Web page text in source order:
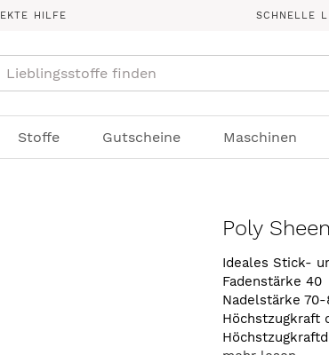
HILFE SCHNELLE
Stoffe Gutscheine Maschinen
Poly
Ideales Stick-
Fadenstärke 40
Nadelstärke 70-
Höchstzugkraft